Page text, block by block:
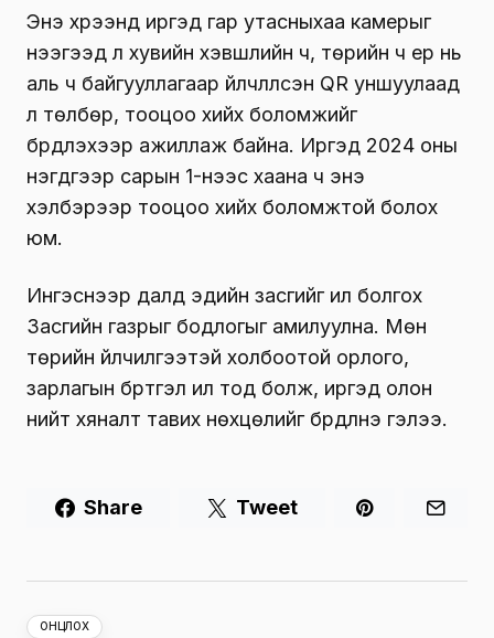
Энэ хүрээнд иргэд гар утасныхаа камерыг
нээгээд л хувийн хэвшлийн ч, төрийн ч ер нь
аль ч байгууллагаар үйлчлүүлсэн QR уншуулаад
л төлбөр, тооцоо хийх боломжийг
бүрдүүлэхээр ажиллаж байна. Иргэд 2024 оны
нэгдүгээр сарын 1-нээс хаана ч энэ
хэлбэрээр тооцоо хийх боломжтой болох
юм.
Ингэснээр далд эдийн засгийг ил болгох
Засгийн газрыг бодлогыг амилуулна. Мөн
төрийн үйлчилгээтэй холбоотой орлого,
зарлагын бүртгэл ил тод болж, иргэд олон
нийт хяналт тавих нөхцөлийг бүрдүүлнэ гэлээ.
Share Tweet
ОНЦЛОХ